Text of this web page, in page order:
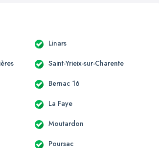
Linars
Saint-Yrieix-sur-Charente
Bernac 16
La Faye
Moutardon
Poursac